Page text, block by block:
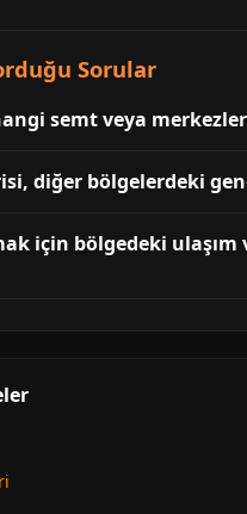
Sorular
semt veya merkezler
diğer bölgelerdeki
için bölgedeki